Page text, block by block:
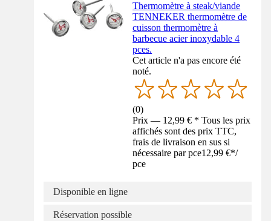
Thermomètre à steak/viande
TENNEKER thermomètre de
cuisson thermomètre à
barbecue acier inoxydable 4
pces.
Cet article n'a pas encore été
noté.
(0)
Prix — 12,99 € * Tous les prix
affichés sont des prix TTC,
frais de livraison en sus si
nécessaire par pce12,99 €*/
pce
Disponible en ligne
Réservation possible